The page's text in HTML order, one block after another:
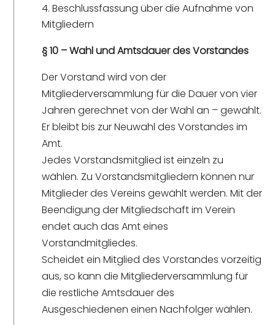
Beschlussfassung über die Aufnahme von
Mitgliedern
§ 10 – Wahl und Amtsdauer des Vorstandes
Der Vorstand wird von der
Mitgliederversammlung für die Dauer von vier
Jahren gerechnet von der Wahl an – gewählt.
Er bleibt bis zur Neuwahl des Vorstandes im
Amt.
Jedes Vorstandsmitglied ist einzeln zu
wählen. Zu Vorstandsmitgliedern können nur
Mitglieder des Vereins gewählt werden. Mit der
Beendigung der Mitgliedschaft im Verein
endet auch das Amt eines
Vorstandmitgliedes.
Scheidet ein Mitglied des Vorstandes vorzeitig
aus, so kann die Mitgliederversammlung für
die restliche Amtsdauer des
Ausgeschiedenen einen Nachfolger wählen.